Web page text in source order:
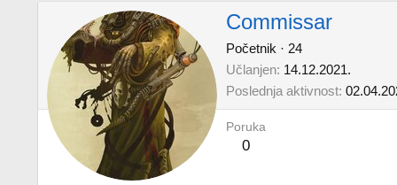
Commissar
Početnik · 24
Učlanjen 14.12.2021.
Poslednja aktivnost
Poruka
0